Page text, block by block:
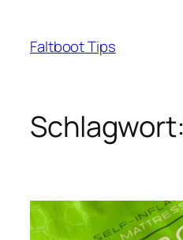
springen
Faltboot Tips
Schlagwort: